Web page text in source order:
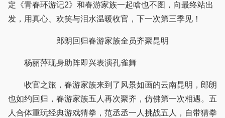
定《青春环游记2》和春游家族一起啥也不图，向最终站出
发，用真心、欢笑与泪水温暖收官，下一次第三季见！
郎朗回归春游家族全员齐聚昆明
杨丽萍现身助阵即兴表演孔雀舞
收官之旅，春游家族来到了风景如画的云南昆明，郎朗
也如约回归，春游家族五人再次聚齐，仿佛第一次相遇。五
人合体重玩经典游戏猜拳，范丞丞一人挑战五人，自带猜拳